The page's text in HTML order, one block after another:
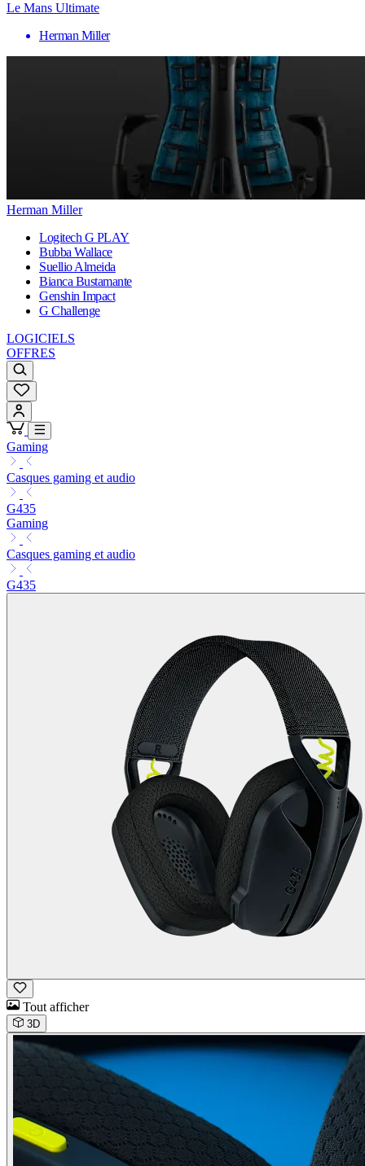
Le Mans Ultimate
Herman Miller
Herman Miller
Logitech G PLAY
Bubba Wallace
Suellio Almeida
Bianca Bustamante
Genshin Impact
G Challenge
LOGICIELS
OFFRES
Gaming
Casques gaming et audio
G435
Gaming
Casques gaming et audio
G435
Tout afficher
3D